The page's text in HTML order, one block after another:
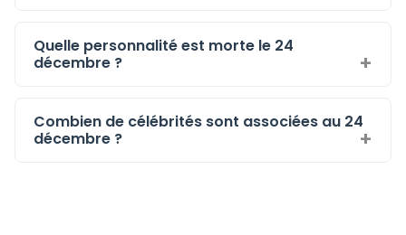
Quelle personnalité est morte le 24
décembre ?
Combien de célébrités sont associées au 24
décembre ?